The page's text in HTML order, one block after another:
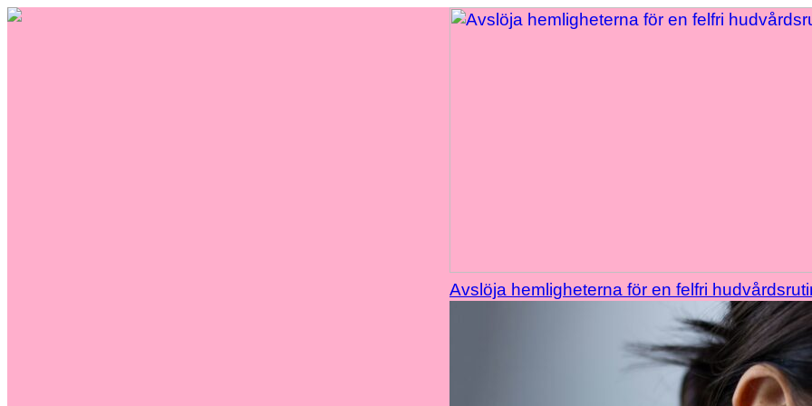
Avslöja hemligheterna för en felfri